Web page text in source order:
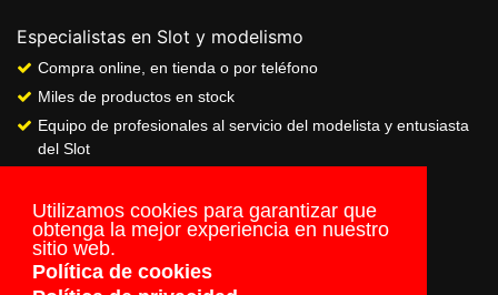
Utilizamos cookies para garantizar que
obtenga la mejor experiencia en nuestro
sitio web.
Política de cookies
Especialistas en Slot y modelismo
Compra online, en tienda o por teléfono
Miles de productos en stock
Equipo de profesionales al servicio del modelista y entusiasta
del Slot
Servicio de pago seguro online
Envios a todo el mundo